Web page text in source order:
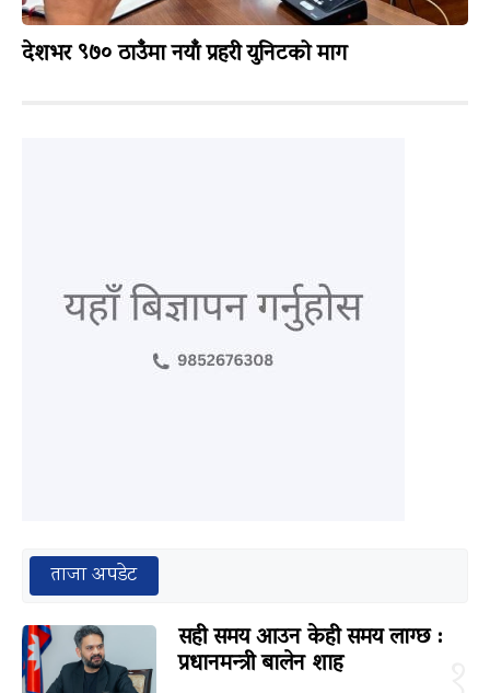
देशभर ९७० ठाउँमा नयाँ प्रहरी युनिटको माग
ताजा अपडेट
सही समय आउन केही समय लाग्छ :
प्रधानमन्त्री बालेन शाह